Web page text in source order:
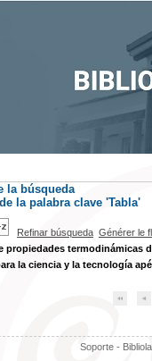
la búsqueda
la palabra clave 'Tabla'
Refinar búsqueda Générer le
propiedades termodinámicas
la ciencia y la tecnología
Soporte -